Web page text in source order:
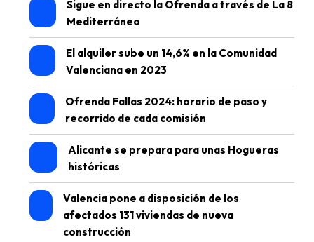
Sigue en directo la Ofrenda a través de La 8
Mediterráneo
El alquiler sube un 14,6% en la Comunidad
Valenciana en 2023
Ofrenda Fallas 2024: horario de paso y
recorrido de cada comisión
Alicante se prepara para unas Hogueras
históricas
Valencia pone a disposición de los
afectados 131 viviendas de nueva
construcción